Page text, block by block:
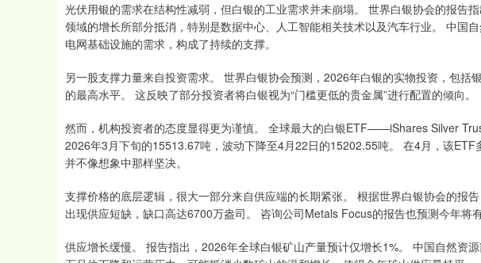
光伏用银的需求在结构性减弱，但白银的工业需求并未崩塌。 世界白银协会的报告
领域的增长所部分抵消，特别是数据中心、人工智能相关技术以及汽车行业。 中国
电网基础设施的需求，构成了持续的支撑。
另一股支撑力量来自投资需求。 世界白银协会预测，2026年白银的实物投资，包括
的最高水平。 这反映了部分投资者将白银视为“门槛更低的贵金属”进行配置的倾向。
然而，机构投资者的态度显得更为谨慎。 全球最大的白银ETF——iShares Silver
2026年3月下旬的15513.67吨，波动下降至4月22日的15202.55吨。 在4月，该ETF
并不像想象中那样坚决。
支撑价格的底层逻辑，很大一部分来自供应端的长期紧张。 根据世界白银协会的报
出现供应短缺，缺口高达6700万盎司。 咨询公司Metals Focus的报告也预测今年将
供应增长缓慢。 报告指出，2026年全球白银矿山产量预计仅增长1%。 中国自然资